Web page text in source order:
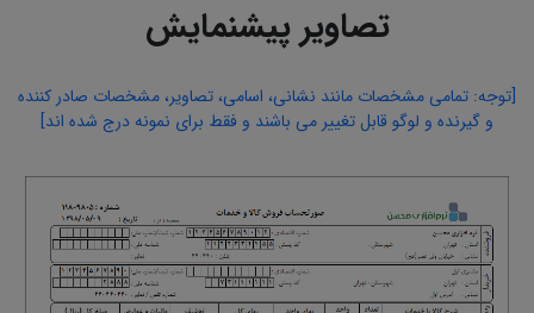
تصاویر پیشنمایش
[توجه: تمامی مشخصات مانند نشانی، اسامی، تصاویر، مشخصات صادر کننده
و گیرنده و لوگو قابل تغییر می باشند و فقط برای نمونه درج شده اند]